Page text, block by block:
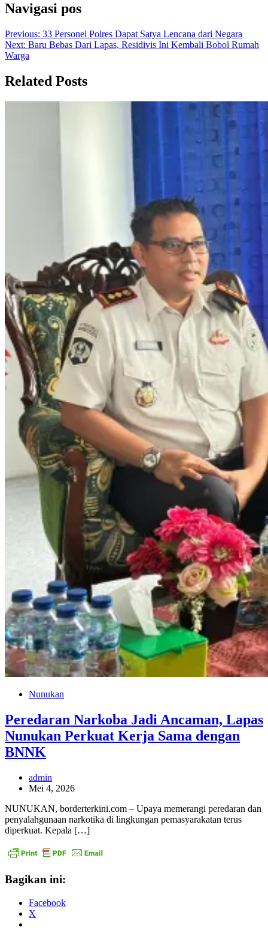
Navigasi pos
Previous: 33 Personel Polres Dapat Satya Lencana dari Negara
Next: Baru Bebas Dari Lapas, Residivis Ini Kembali Bobol Rumah
Warga
Related Posts
Nunukan
Peredaran Narkoba Jadi Ancaman, Lapas
Nunukan Perkuat Kerja Sama dengan
BNNK
admin
Mei 4, 2026
NUNUKAN, borderterkini.com – Upaya memerangi peredaran dan
penyalahgunaan narkotika di lingkungan pemasyarakatan terus
diperkuat. Kepala […]
Bagikan ini:
Facebook
X